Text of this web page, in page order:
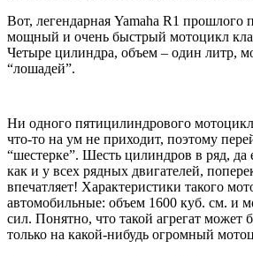
Вот, легендарная Yamaha R1 прошлого
мощный и очень быстрый мотоцикл
Четыре цилиндра, объем – один литр,
“лошадей”.
Ни одного пятицилиндрового
что-то на ум не приходит, поэтому
“шестерке”. Шесть цилиндров в ряд,
как и у всех рядных двигателей,
впечатляет! Характеристики такого
автомобильные: объем 1600 куб. см. и
сил. Понятно, что такой агрегат может
только на какой-нибудь огромный